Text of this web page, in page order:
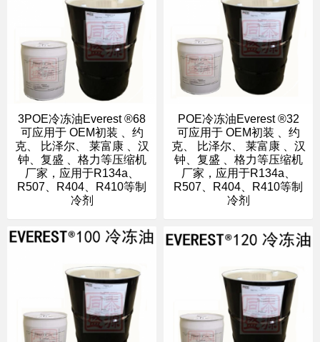
3POE冷冻油Everest ®68
可应用于 OEM初装 、约
克、 比泽尔、 莱富康 、汉
钟、复盛 、格力等压缩机
厂家，应用于R134a、
R507、R404、R410等制
冷剂
POE冷冻油Everest ®32
可应用于 OEM初装 、约
克、 比泽尔、 莱富康 、汉
钟、复盛 、格力等压缩机
厂家，应用于R134a、
R507、R404、R410等制
冷剂